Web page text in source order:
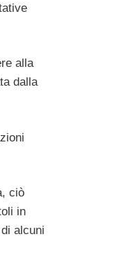
alla
dalla
ciò
in
alcuni